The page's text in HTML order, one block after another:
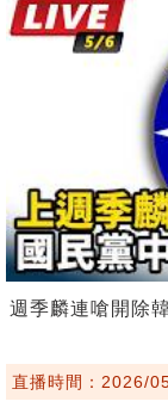
週季麟連嗆開除
直播時間：2026/